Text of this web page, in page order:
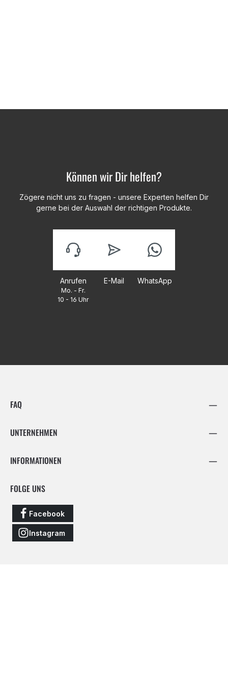
Können wir Dir helfen?
Zögere nicht uns zu fragen - unsere Experten helfen Dir
gerne bei der Auswahl der richtigen Produkte.
Anrufen
Mo. - Fr.
10 - 16 Uhr
E-Mail WhatsApp
FAQ
UNTERNEHMEN
INFORMATIONEN
FOLGE UNS
Facebook
Instagram